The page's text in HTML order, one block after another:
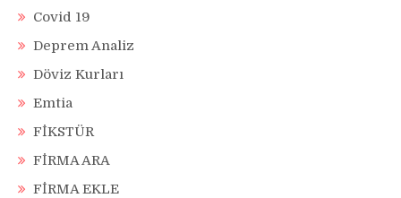
Covid 19
Deprem Analiz
Döviz Kurları
Emtia
FİKSTÜR
FİRMA ARA
FİRMA EKLE